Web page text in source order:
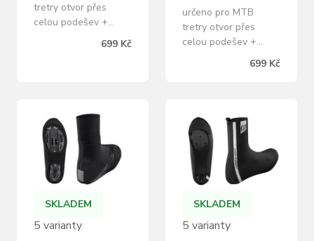
tretry otvor přes
celou podešev +
suchý zip středový
stahovací pásek
(voděodolný)
vyztužená špička
reflexní loga na zadní
straně reflexní poutko
pro lepší obouvání
protiskluzný silikon
na patě voděodolný
699 Kč
určeno pro MTB
tretry otvor přes
celou podešev +
suchý zip zapínaní ze
zadní strany na zip a
polyuretanová
zateplená lycra -
odolná proti vlhku a
větru středový
stahovací pásek
podrážky na suchý zip
vyztužená špička,
reflexní prvky
materiál: 90% nylon,
699 Kč
SKLADEM
5 varianty
SKLADEM
5 varianty